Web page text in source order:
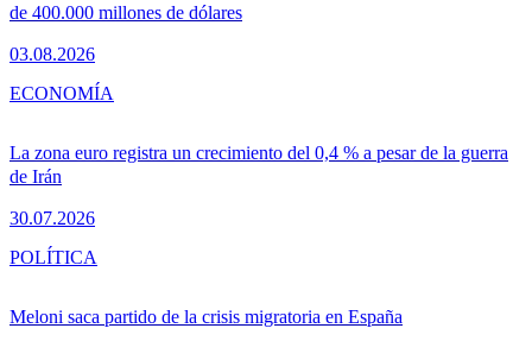
de 400.000 millones de dólares
03.08.2026
La zona euro registra un crecimiento del 0,4 % a pesar de la guerra
de Irán
30.07.2026
ECONOMÍA
Meloni saca partido de la crisis migratoria en España
POLÍTICA